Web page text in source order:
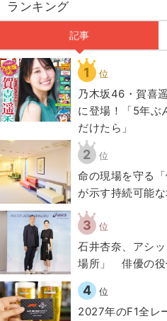
ランキング
記事
1 位
乃木坂46・賀喜
に登場！「5年ぶ
だけたら」
2 位
命の現場を守る
が示す持続可能
3 位
石井杏奈、アシ
場所」 俳優の役
4 位
2027年のF1全レ